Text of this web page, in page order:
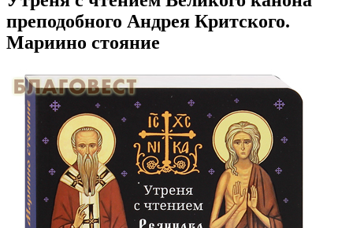
преподобного Андрея Критского.
Мариино стояние